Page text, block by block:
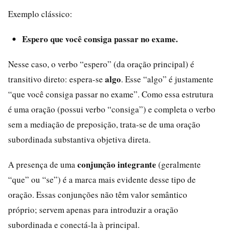
Exemplo clássico:
Espero que você consiga passar no exame.
Nesse caso, o verbo “espero” (da oração principal) é
transitivo direto: espera-se algo. Esse “algo” é justamente
“que você consiga passar no exame”. Como essa estrutura
é uma oração (possui verbo “consiga”) e completa o verbo
sem a mediação de preposição, trata-se de uma oração
subordinada substantiva objetiva direta.
A presença de uma conjunção integrante (geralmente
“que” ou “se”) é a marca mais evidente desse tipo de
oração. Essas conjunções não têm valor semântico
próprio; servem apenas para introduzir a oração
subordinada e conectá-la à principal.